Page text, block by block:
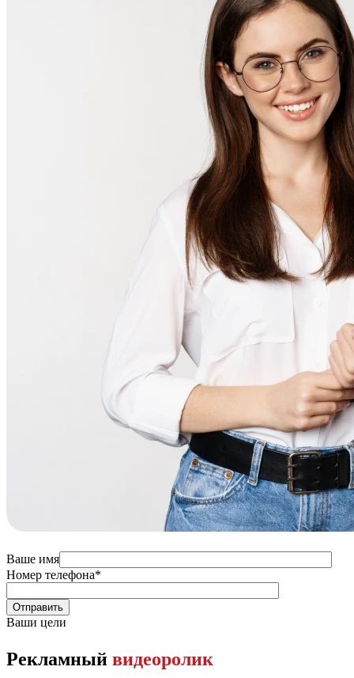
Ваше имя
Номер телефона*
Ваши цели
Рекламный видеоролик